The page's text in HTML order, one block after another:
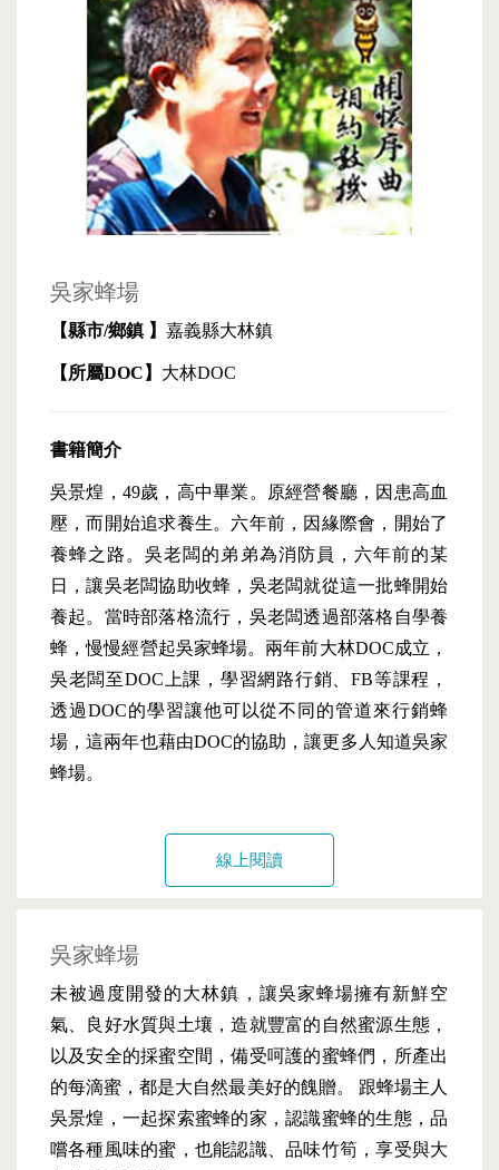
吳家蜂場
【縣市/鄉鎮 】 嘉義縣大林鎮
【所屬DOC】 大林DOC
書籍簡介
吳景煌，49歲，高中畢業。原經營餐廳，因患高血
壓，而開始追求養生。六年前，因緣際會，開始了
養蜂之路。吳老闆的弟弟為消防員，六年前的某
日，讓吳老闆協助收蜂，吳老闆就從這一批蜂開始
養起。當時部落格流行，吳老闆透過部落格自學養
蜂，慢慢經營起吳家蜂場。兩年前大林DOC成立，
吳老闆至DOC上課，學習網路行銷、FB等課程，
透過DOC的學習讓他可以從不同的管道來行銷蜂
場，這兩年也藉由DOC的協助，讓更多人知道吳家
蜂場。
線上閱讀
吳家蜂場
未被過度開發的大林鎮，讓吳家蜂場擁有新鮮空
氣、良好水質與土壤，造就豐富的自然蜜源生態，
以及安全的採蜜空間，備受呵護的蜜蜂們，所產出
的每滴蜜，都是大自然最美好的餽贈。 跟蜂場主人
吳景煌，一起探索蜜蜂的家，認識蜜蜂的生態，品
嚐各種風味的蜜，也能認識、品味竹筍，享受與大